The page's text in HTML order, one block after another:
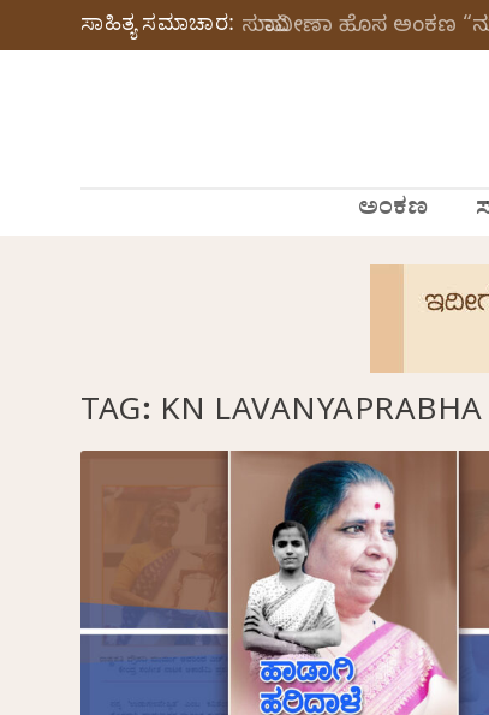
ಸಾಹಿತ್ಯ ಸಮಾಚಾರ: ಸುಮಾವೀಣಾ ಹೊಸ ಅಂಕಣ
ಅಂಕಣ
TAG: KN LAVANYAPRABHA